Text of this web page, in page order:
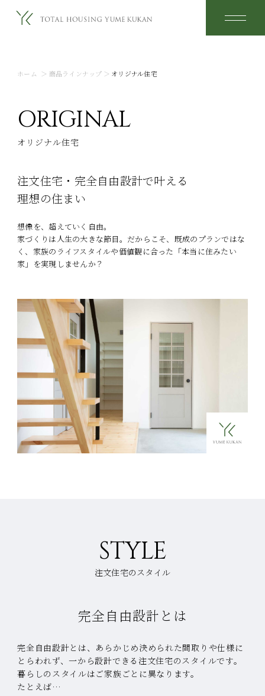
ホーム ＞ 商品ラインナップ ＞ オリジナル住宅
ORIGINAL
オリジナル住宅
注文住宅・完全自由設計で叶える
理想の住まい
想像を、超えていく自由。
家づくりは人生の大きな節目。だからこそ、既成のプランではな
く、家族のライフスタイルや価値観に合った「本当に住みたい
家」を実現しませんか？
STYLE
注文住宅のスタイル
完全自由設計とは
完全自由設計とは、あらかじめ決められた間取りや仕様に
とらわれず、一から設計できる注文住宅のスタイルです。
暮らしのスタイルはご家族ごとに異なります。
たとえば…